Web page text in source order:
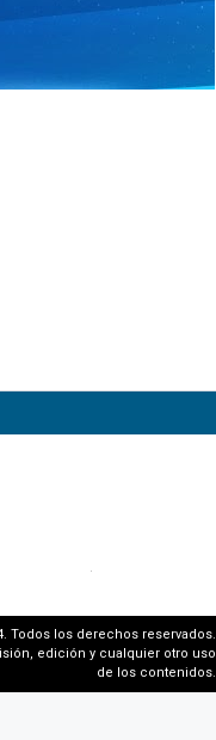
Todos los derechos reservados.
edición y cualquier otro uso
de los contenidos.